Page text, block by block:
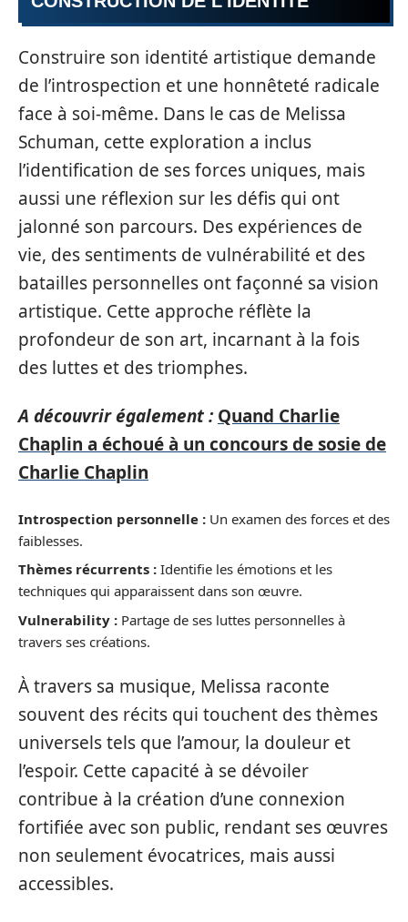
Construire son identité artistique demande
de l’introspection et une honnêteté radicale
face à soi-même. Dans le cas de Melissa
Schuman, cette exploration a inclus
l’identification de ses forces uniques, mais
aussi une réflexion sur les défis qui ont
jalonné son parcours. Des expériences de
vie, des sentiments de vulnérabilité et des
batailles personnelles ont façonné sa vision
artistique. Cette approche réflète la
profondeur de son art, incarnant à la fois
des luttes et des triomphes.
A découvrir également : Quand Charlie
Chaplin a échoué à un concours de sosie de
Charlie Chaplin
Introspection personnelle : Un examen des forces et des
faiblesses.
Thèmes récurrents : Identifie les émotions et les
techniques qui apparaissent dans son œuvre.
Vulnerability : Partage de ses luttes personnelles à
travers ses créations.
À travers sa musique, Melissa raconte
souvent des récits qui touchent des thèmes
universels tels que l’amour, la douleur et
l’espoir. Cette capacité à se dévoiler
contribue à la création d’une connexion
fortifiée avec son public, rendant ses œuvres
non seulement évocatrices, mais aussi
accessibles.